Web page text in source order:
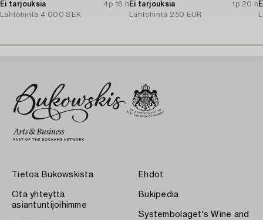
Ei tarjouksia
4p 16 h
Lähtöhinta 4 000 SEK
Ei tarjouksia
1p 20 h
Lähtöhinta 250 EUR
Tietoa Bukowskista
Ota yhteyttä
asiantuntijoihimme
Ehdot
Bukipedia
Systembolaget's Wine and